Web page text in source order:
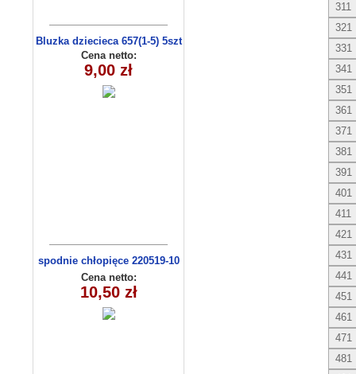
Bluzka dziecieca 657(1-5) 5szt
Cena netto:
9,00 zł
spodnie chłopięce 220519-10
(1-4)
Cena netto:
10,50 zł
311
321
331
341
351
361
371
381
391
401
411
421
431
441
451
461
471
481